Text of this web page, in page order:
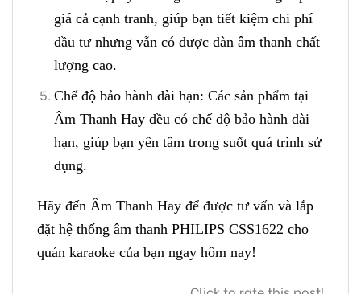
giá cả cạnh tranh, giúp bạn tiết kiệm chi phí
đầu tư nhưng vẫn có được dàn âm thanh chất
lượng cao.
Chế độ bảo hành dài hạn: Các sản phẩm tại
Âm Thanh Hay đều có chế độ bảo hành dài
hạn, giúp bạn yên tâm trong suốt quá trình sử
dụng.
Hãy đến Âm Thanh Hay để được tư vấn và lắp
đặt hệ thống âm thanh PHILIPS CSS1622 cho
quán karaoke của bạn ngay hôm nay!